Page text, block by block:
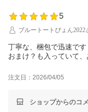
またのご注文を心よりお
ありがとうございます。
【そ】お蕎麦研究会・そ
ありがとう課
5
ブルートートぴょん2022
丁寧な、梱包で迅速です
おまけ？も入っていて
注文日：2026/04/05
ショップからのコ